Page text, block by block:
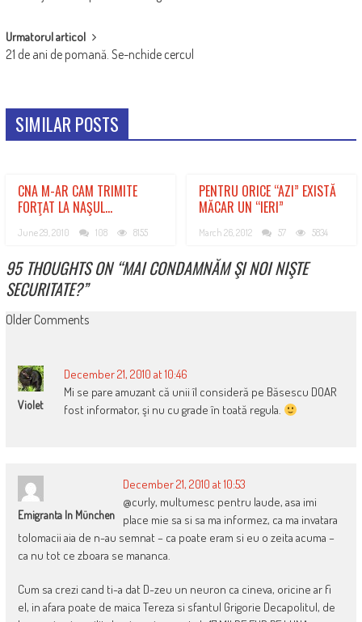
Urmatorul articol
21 de ani de pomană. Se-nchide cercul
SIMILAR POSTS
CNA M-AR CAM TRIMITE
FORŢAT LA NAŞUL…
June 29, 2010 108 8155
PENTRU ORICE “AZI” EXISTĂ
MĂCAR UN “IERI”
March 26, 2012 57 5834
95 THOUGHTS ON “MAI CONDAMNĂM ŞI NOI NIŞTE
SECURITATE?”
COMMENT
Older Comments
Violet
December 21, 2010 at 10:46
Mi se pare amuzant că unii îl consideră pe Băsescu DOAR
fost informator, şi nu cu grade în toată regula.
Emigranta In München
December 21, 2010 at 10:53
@curly, multumesc pentru laude, asa imi
place mie sa si sa ma informez, ca ma invatara
tolomacii aia de n-au semnat – ca poate eram si eu o zeita acuma –
ca nu tot ce zboara se mananca.
Cum sa crezi cand ti-a dat D-zeu un neuron ca cineva, oricine ar fi
el, in afara poate de maica Tereza si sfantul Grigorie Decapolitul, de